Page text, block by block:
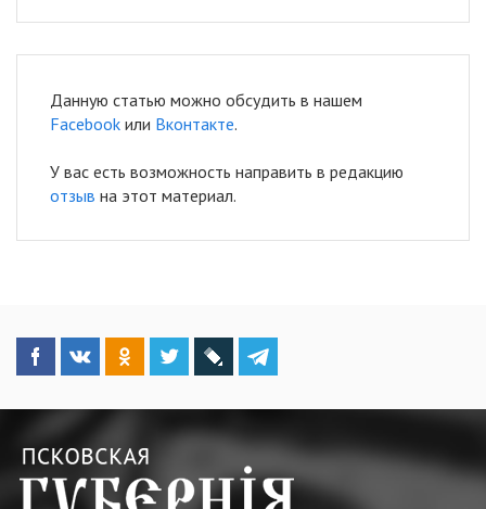
Данную статью можно обсудить в нашем
Facebook или Вконтакте.
У вас есть возможность направить в редакцию
отзыв на этот материал.